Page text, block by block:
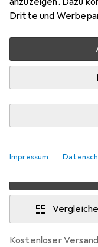
Dritte und
Impressum
Bewertungen
Zwischen Mo,
Mehr als 10
Lieferort
Angebot von i
Kostenloser